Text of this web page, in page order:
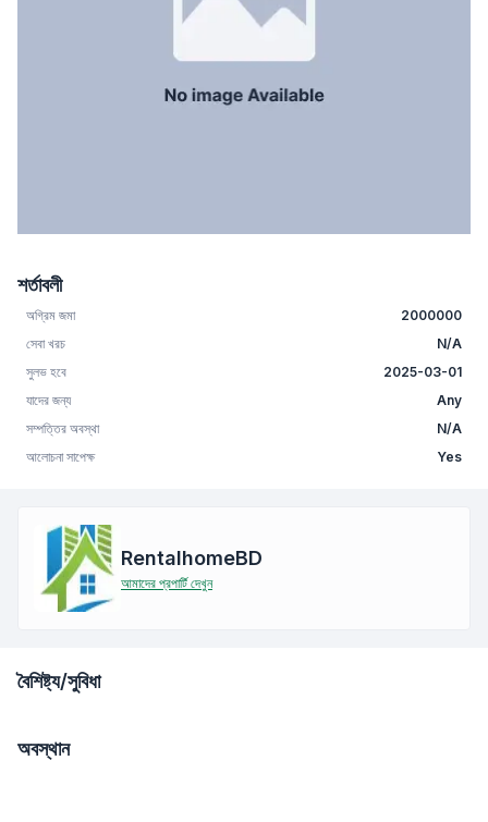
শর্তাবলী
অগ্রিম জমা
2000000
সেবা খরচ
N/A
সুলভ হবে
2025-03-01
যাদের জন্য
Any
সম্পত্তির অবস্থা
N/A
আলোচনা সাপেক্ষ
Yes
RentalhomeBD
আমাদের প্রপার্টি দেখুন
বৈশিষ্ট্য/সুবিধা
অবস্থান